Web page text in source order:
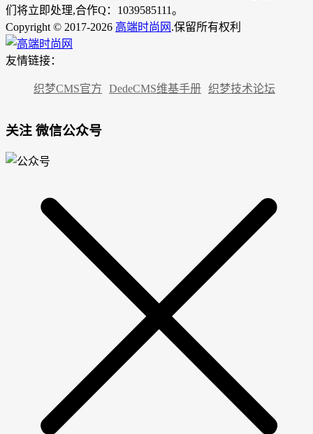
们将立即处理,合作Q：1039585111。
Copyright © 2017-2026 高端时尚网 .保留所有权利
友情链接：
织梦CMS官方 DedeCMS维基手册 织梦技术论坛
关注 微信公众号